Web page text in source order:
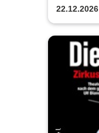
22.12.2026